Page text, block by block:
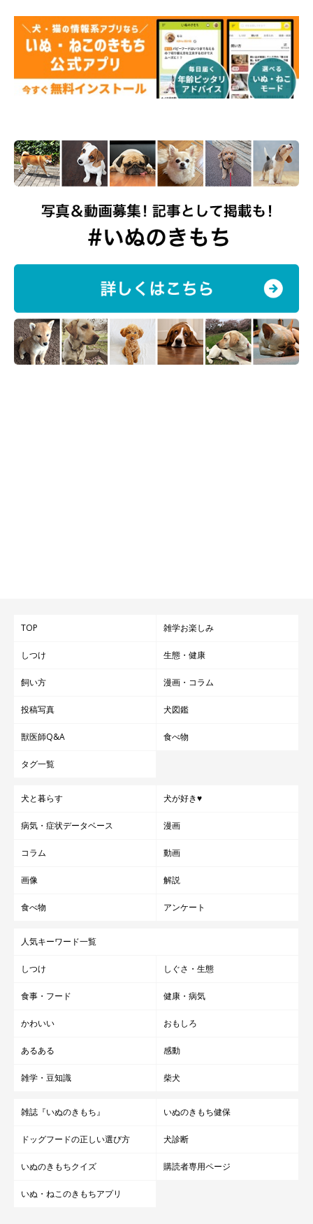
TOP 雑学お楽しみ
しつけ 生態・健康
飼い方 漫画・コラム
投稿写真 犬図鑑
獣医師Q&A 食べ物
タグ一覧
犬と暮らす 犬が好き♥
病気・症状データベース 漫画
コラム 動画
画像 解説
食べ物 アンケート
人気キーワード一覧
しつけ しぐさ・生態
食事・フード 健康・病気
かわいい おもしろ
あるある 感動
雑学・豆知識 柴犬
雑誌『いぬのきもち』 いぬのきもち健保
ドッグフードの正しい選び方 犬診断
いぬのきもちクイズ 購読者専用ページ
いぬ・ねこのきもちアプリ